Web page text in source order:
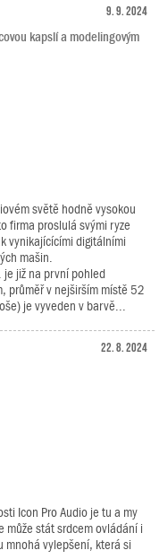
9. 9. 2024
kapslí a modelingovým
světě hodně vysokou
firma proslulá svými ryze
vynikajícícími digitálními
mašin.
je již na první pohled
průměř v nejširším místě 52
je vyveden v barvě...
22. 8. 2024
Icon Pro Audio je tu a my
může stát srdcem ovládání i
mnohá vylepšení, která si